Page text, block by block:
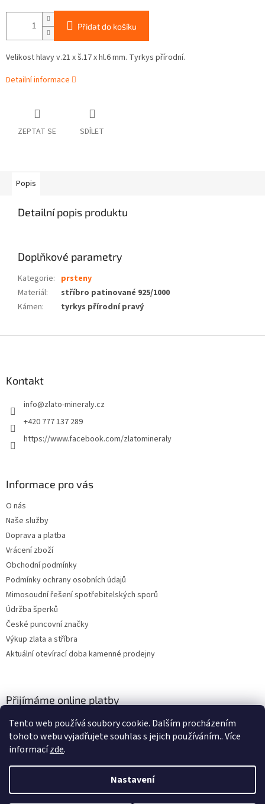
Tento web používá soubory cookie. Dalším procházením
tohoto webu vyjadřujete souhlas s jejich používáním.. Více
informacízde.
Nastavení
Přidat do košíku
Velikost hlavy v.21 x š.17 x hl.6 mm. Tyrkys přírodní.
Detailní informace
ZEPTAT SE SDÍLET
Popis
Detailní popis produktu
Doplňkové parametry
Kategorie: prsteny
Materiál:
stříbro patinované 925/1000
Kámen: tyrkys přírodní pravý
Kontakt
info@zlato-mineraly.cz
+420 777 137 289
https://www.facebook.com/zlatomineraly
Informace pro vás
O nás
Naše služby
Doprava a platba
Vrácení zboží
Obchodní podmínky
Podmínky ochrany osobních údajů
Mimosoudní řešení spotřebitelských sporů
Údržba šperků
České puncovní značky
Výkup zlata a stříbra
Aktuální otevírací doba kamenné prodejny
Přijímáme online platby
Vytvořil Shoptet